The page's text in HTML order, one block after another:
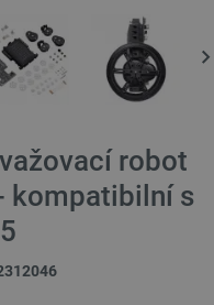
robot
kompatibilní s